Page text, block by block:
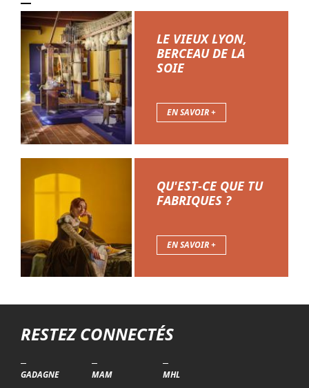
LE VIEUX LYON,
BERCEAU DE LA
SOIE
EN SAVOIR +
QU'EST-CE QUE TU
FABRIQUES ?
EN SAVOIR +
RESTEZ CONNECTÉS
GADAGNE MAM MHL